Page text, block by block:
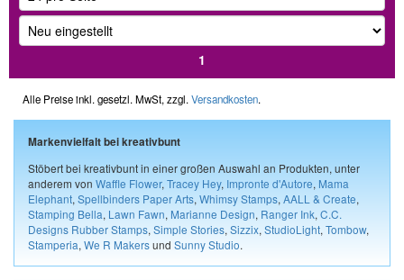
1
Alle Preise inkl. gesetzl. MwSt, zzgl. Versandkosten.
Markenvielfalt bei kreativbunt
Stöbert bei kreativbunt in einer großen Auswahl an Produkten, unter
anderem von Waffle Flower, Tracey Hey, Impronte d'Autore, Mama
Elephant, Spellbinders Paper Arts, Whimsy Stamps, AALL & Create,
Stamping Bella, Lawn Fawn, Marianne Design, Ranger Ink, C.C.
Designs Rubber Stamps, Simple Stories, Sizzix, StudioLight, Tombow,
Stamperia, We R Makersund Sunny Studio.